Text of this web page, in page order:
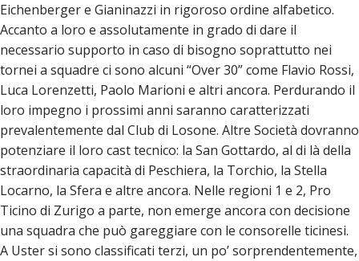
Eichenberger e Gianinazzi in rigoroso ordine alfabetico.
Accanto a loro e assolutamente in grado di dare il
necessario supporto in caso di bisogno soprattutto nei
tornei a squadre ci sono alcuni “Over 30” come Flavio Rossi,
Luca Lorenzetti, Paolo Marioni e altri ancora. Perdurando il
loro impegno i prossimi anni saranno caratterizzati
prevalentemente dal Club di Losone. Altre Società dovranno
potenziare il loro cast tecnico: la San Gottardo, al di là della
straordinaria capacità di Peschiera, la Torchio, la Stella
Locarno, la Sfera e altre ancora. Nelle regioni 1 e 2, Pro
Ticino di Zurigo a parte, non emerge ancora con decisione
una squadra che può gareggiare con le consorelle ticinesi.
A Uster si sono classificati terzi, un po’ sorprendentemente,